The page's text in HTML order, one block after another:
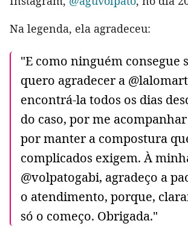
Na legenda, ela agradeceu:
"E como ninguém consegue
quero agradecer a
encontrá-la todos os dias
do caso, por me
por manter a compostura
complicados exigem. À
@volpatogabi, agradeço a
o atendimento, porque,
só o começo. Obrigada."